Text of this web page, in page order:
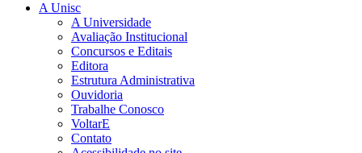
A Unisc
A Universidade
Avaliação Institucional
Concursos e Editais
Editora
Estrutura Administrativa
Ouvidoria
Trabalhe Conosco
VoltarE
Contato